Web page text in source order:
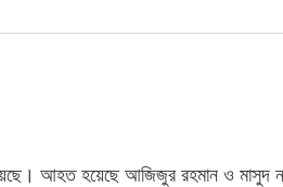
আহত হয়েছে আজিজুর রহমান ও মাসুদ